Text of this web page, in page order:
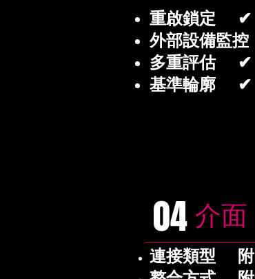
重啟鎖定 ✔
外部設備監
多重評估 ✔
基準輪廓 ✔
04 介面
連接類型 附